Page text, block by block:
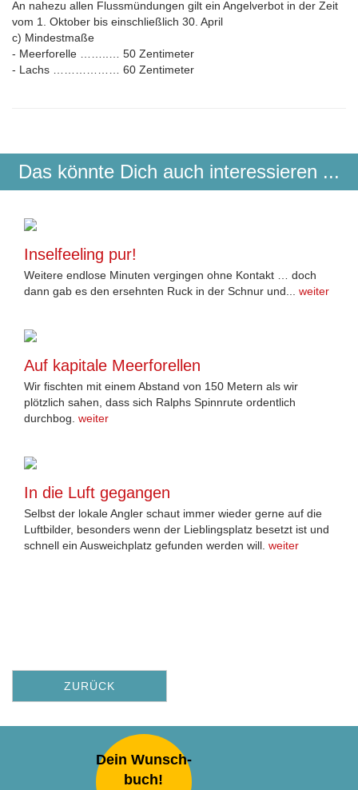
An nahezu allen Flussmündungen gilt ein Angelverbot in der Zeit
vom 1. Oktober bis einschließlich 30. April
c) Mindestmaße
- Meerforelle ……..… 50 Zentimeter
- Lachs ……………… 60 Zentimeter
Das könnte Dich auch interessieren ...
Inselfeeling pur!
Weitere endlose Minuten vergingen ohne Kontakt … doch
dann gab es den ersehnten Ruck in der Schnur und... weiter
Auf kapitale Meerforellen
Wir fischten mit einem Abstand von 150 Metern als wir
plötzlich sahen, dass sich Ralphs Spinnrute ordentlich
durchbog. weiter
In die Luft gegangen
Selbst der lokale Angler schaut immer wieder gerne auf die
Luftbilder, besonders wenn der Lieblingsplatz besetzt ist und
schnell ein Ausweichplatz gefunden werden will. weiter
ZURÜCK
Dein Wunsch-
buch!